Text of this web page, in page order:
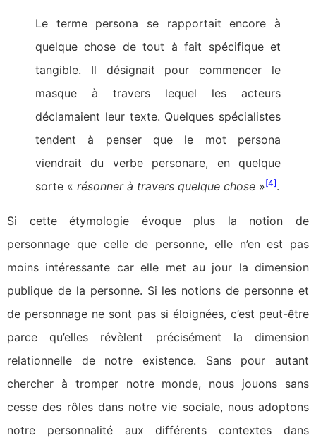
Le terme persona se rapportait encore à
quelque chose de tout à fait spécifique et
tangible. Il désignait pour commencer le
masque à travers lequel les acteurs
déclamaient leur texte. Quelques spécialistes
tendent à penser que le mot persona
viendrait du verbe personare, en quelque
sorte « résonner à travers quelque chose »[4].
Si cette étymologie évoque plus la notion de
personnage que celle de personne, elle n’en est pas
moins intéressante car elle met au jour la dimension
publique de la personne. Si les notions de personne et
de personnage ne sont pas si éloignées, c’est peut-être
parce qu’elles révèlent précisément la dimension
relationnelle de notre existence. Sans pour autant
chercher à tromper notre monde, nous jouons sans
cesse des rôles dans notre vie sociale, nous adoptons
notre personnalité aux différents contextes dans